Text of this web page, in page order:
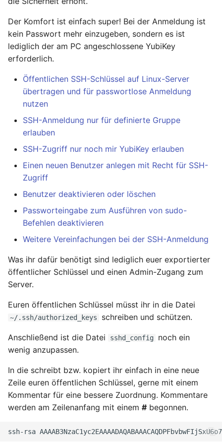
Januar 2025
November 2024
Oktober 2024
Mai 2024
April 2024
Januar 2024
Dezember 2023
Oktober 2023
September 2023
August 2023
Mai 2023
April 2023
März 2023
openmediavault
Ready - E-Mails
verschlüsseln und
signieren
AVM FRITZ!Box 4040 -
Upgrade
AVM FRITZ!Box 4040 -
USB Storage Device
USB Storage Device
WireGuard Peer
OpenWrt - WireGuard Peer
Configuration
WireGuard VPN
Der Komfort ist einfach super! Bei der Anmeldung ist
kein Passwort mehr einzugeben, sondern es ist
lediglich der am PC angeschlossene YubiKey
erforderlich.
Öffentlichen SSH-Schlüssel auf Linux-Server
übertragen und für passwortlose Anmeldung
nutzen
SSH-Anmeldung nur für definierte Gruppe
erlauben
SSH-Zugriff nur noch mir YubiKey erlauben
Einen neuen Benutzer anlegen mit Recht für SSH-
Zugriff
Benutzer deaktivieren oder löschen
Passworteingabe zum Ausführen von sudo-
Befehlen deaktivieren
Weitere Vereinfachungen bei der SSH-Anmeldung
Was ihr dafür benötigt sind lediglich euer exportierter
öffentlicher Schlüssel und einen Admin-Zugang zum
Server.
Euren öffentlichen Schlüssel müsst ihr in die Datei
~/.ssh/authorized_keys schreiben und schützen.
Anschließend ist die Datei sshd_config
noch ein
wenig anzupassen.
In die schreibt bzw. kopiert ihr einfach in eine neue
Zeile euren öffentlichen Schlüssel, gerne mit einem
Kommentar für eine bessere Zuordnung. Kommentare
werden am Zeilenanfang mit einem # begonnen.
ssh-rsa